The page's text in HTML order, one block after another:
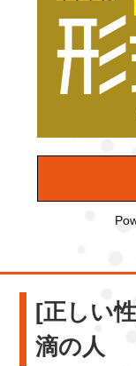
[正しい
滴の人